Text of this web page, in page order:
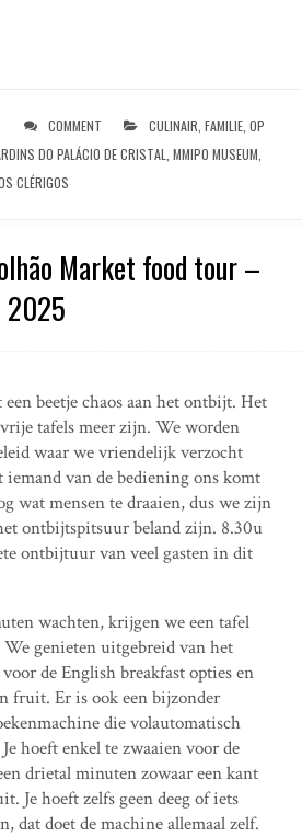
COMMENT CULINAIR FAMILIE, OP
DO PALÁCIO DE CRISTAL MMIPO MUSEUM
CLÉRIGOS
Market food tour –
2025
beetje chaos aan het ontbijt. Het
tafels meer zijn. We worden
waar we vriendelijk verzocht
van de bediening ons komt
wat mensen te draaien, dus we zijn
ontbijtspitsuur beland zijn. 8.30u
ontbijtuur van veel gasten in dit
wachten, krijgen we een tafel
genieten uitgebreid van het
de English breakfast opties en
fruit. Er is ook een bijzonder
die volautomatisch
hoeft enkel te zwaaien voor de
drietal minuten zowaar een kant
Je hoeft zelfs geen deeg of iets
dat doet de machine allemaal zelf.